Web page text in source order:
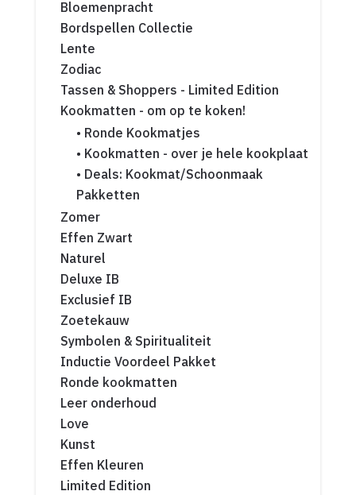
Bloemenpracht
Bordspellen Collectie
Lente
Zodiac
Tassen & Shoppers - Limited Edition
Kookmatten - om op te koken!
• Ronde Kookmatjes
• Kookmatten - over je hele kookplaat
• Deals: Kookmat/Schoonmaak
Pakketten
Zomer
Effen Zwart
Naturel
Deluxe IB
Exclusief IB
Zoetekauw
Symbolen & Spiritualiteit
Inductie Voordeel Pakket
Ronde kookmatten
Leer onderhoud
Love
Kunst
Effen Kleuren
Limited Edition